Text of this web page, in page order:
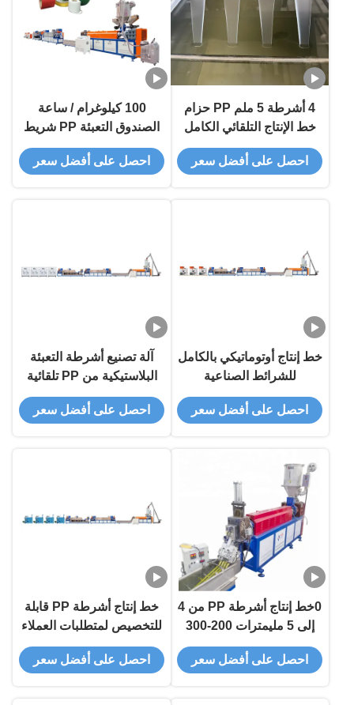
4 أشرطة 5 ملم PP حزام
خط الإنتاج التلقائي الكامل
80 كجم / ساعة للحقائب
كرتون
احصل على أفضل سعر
100 كيلوغرام / ساعة
الصندوق التعبئة PP شريط
خط إنتاج آلة ربط البولي
بروبلين
احصل على أفضل سعر
خط إنتاج أوتوماتيكي بالكامل
للشرائط الصناعية
احصل على أفضل سعر
آلة تصنيع أشرطة التعبئة
البلاستيكية من PP تلقائية
بالكامل 90-600 كيلوغرام /
ساعة
احصل على أفضل سعر
0خط إنتاج أشرطة PP من 4
إلى 5 مليمترات 200-300
كيلوغرام / ساعة
احصل على أفضل سعر
خط إنتاج أشرطة PP قابلة
للتخصيص لمتطلبات العملاء
المختلفة
احصل على أفضل سعر